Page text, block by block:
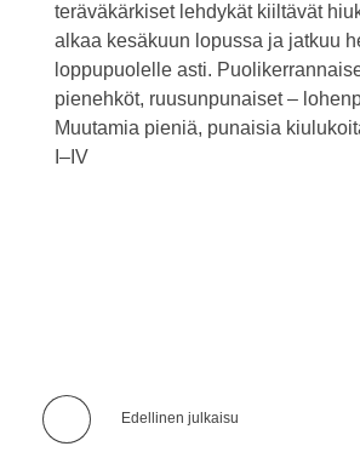
teräväkärkiset lehdykät kiiltävät
alkaa kesäkuun lopussa ja jatkuu
loppupuolelle asti.
pienehköt, ruusunpunaiset –
Muutamia pieniä, punaisia
I–IV
Edellinen julkaisu